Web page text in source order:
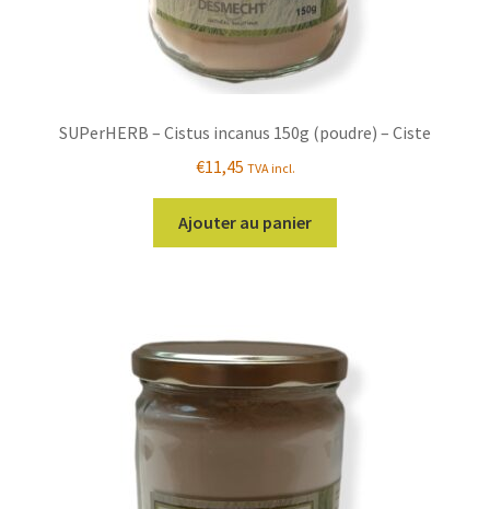
SUPerHERB – Cistus incanus 150g (poudre) – Ciste
€11,45 TVA incl.
Ajouter au panier